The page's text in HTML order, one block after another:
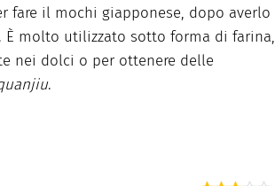
fare il mochi giapponese, dopo averlo
molto utilizzato sotto forma di farina,
nei dolci o per ottenere delle
.